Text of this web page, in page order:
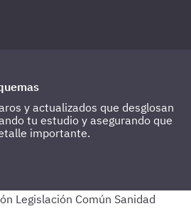
y actualizados que desglosan
tu estudio y asegurando que
importante.